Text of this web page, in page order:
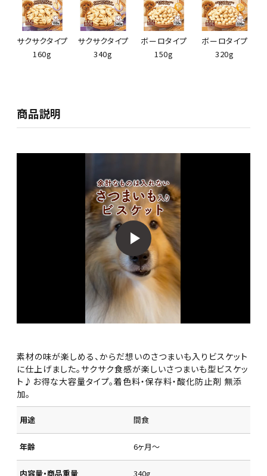
サクサクタイプ
160g
サクサクタイプ
340g
ボーロタイプ
150g
ボーロタイプ
320g
商品説明
素材の味が楽しめる、からだ想いのさつまいも入りビスケット
に仕上げました。サクサク食感が楽しいさつまいも型ビスケッ
ト♪お得な大容量タイプ。着色料・保存料・酸化防止剤 無添
加。
用途 間食
年齢 6ヶ月～
内容量・商品重量 340g